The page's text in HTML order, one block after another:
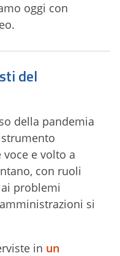
oggi con
del
della pandemia
e volto a
con ruoli
problemi
si
in un